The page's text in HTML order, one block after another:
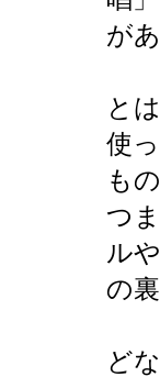
が
と
使
も
つ
ル
の
ど